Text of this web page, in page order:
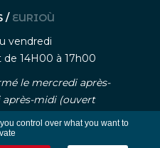
/ EURIOÙ
vendredi
de 14H00 à 17h00
le mercredi après-
midi (ouvert
rendez-vous)
control over what you want to